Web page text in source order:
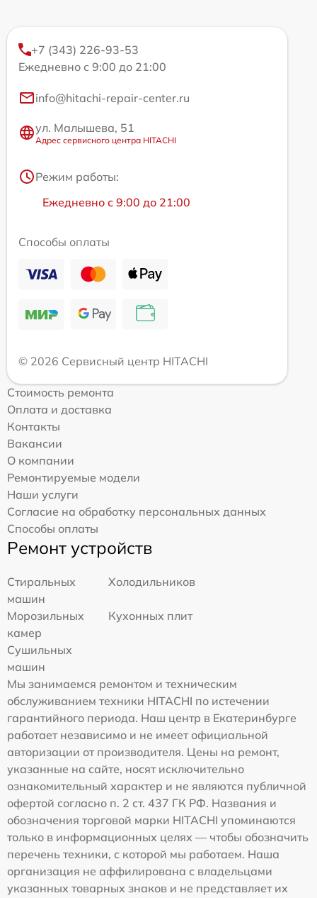
+7 (343) 226-93-53
Ежедневно с 9:00 до 21:00
info@hitachi-repair-center.ru
ул. Малышева, 51
Адрес сервисного центра HITACHI
Режим работы:
Ежедневно с 9:00 до 21:00
Способы оплаты
© 2026 Сервисный центр HITACHI
Стоимость ремонта
Оплата и доставка
Контакты
Вакансии
О компании
Ремонтируемые модели
Наши услуги
Согласие на обработку персональных данных
Способы оплаты
Ремонт устройств
Стиральных
машин
Холодильников
Морозильных
камер
Кухонных плит
Сушильных
машин
Мы занимаемся ремонтом и техническим
обслуживанием техники HITACHI по истечении
гарантийного периода. Наш центр в Екатеринбурге
работает независимо и не имеет официальной
авторизации от производителя. Цены на ремонт,
указанные на сайте, носят исключительно
ознакомительный характер и не являются публичной
офертой согласно п. 2 ст. 437 ГК РФ. Названия и
обозначения торговой марки HITACHI упоминаются
только в информационных целях — чтобы обозначить
перечень техники, с которой мы работаем. Наша
организация не аффилирована с владельцами
указанных товарных знаков и не представляет их